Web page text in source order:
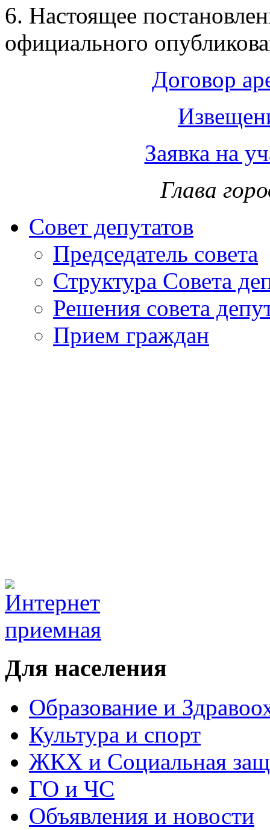
6. Настоящее
официального
Договор
Заявка на
Глава
Совет депутатов
Председатель совета
Структура Совета
Решения совета
Прием граждан
Для населения
Образование и
Культура и спорт
ЖКХ и Социальная
ГО и ЧС
Объявления и новости